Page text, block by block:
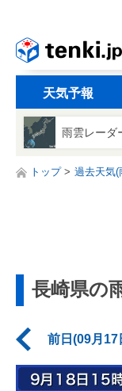
天気予報
雨雲レーダ
トップ 過去天気(
長崎県の
前日(09月17